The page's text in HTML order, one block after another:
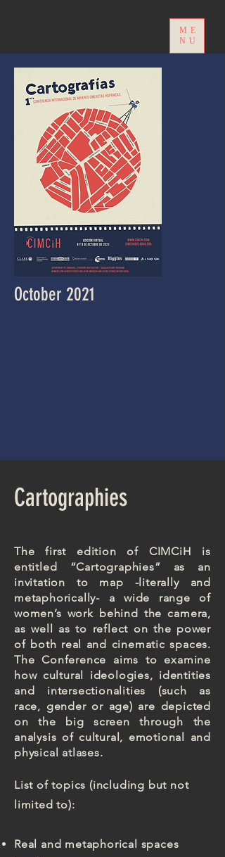
ME
NU
October 2021
Cartographies
The first edition of CIMCiH is
entitled “Cartographies” as an
invitation to map -literally and
metaphorically- a wide range of
women’s work behind the camera,
as well as to reflect on the power
of both real and cinematic spaces.
The Conference aims to examine
how cultural ideologies, identities
and intersectionalities (such as
race, gender or age) are depicted
on the big screen through the
analysis of cultural, emotional and
physical atlases.
List of topics (including but not
limited to):
Real and metaphorical spaces